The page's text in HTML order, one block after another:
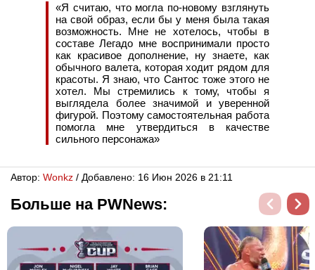
«Я считаю, что могла по-новому взглянуть
на свой образ, если бы у меня была такая
возможность. Мне не хотелось, чтобы в
составе Легадо мне воспринимали просто
как красивое дополнение, ну знаете, как
обычного валета, которая ходит рядом для
красоты. Я знаю, что Сантос тоже этого не
хотел. Мы стремились к тому, чтобы я
выглядела более значимой и уверенной
фигурой. Поэтому самостоятельная работа
помогла мне утвердиться в качестве
сильного персонажа»
Автор: Wonkz / Добавлено: 16 Июн 2026 в 21:11
Больше на PWNews: